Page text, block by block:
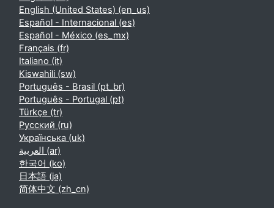
English (United States) ‎(en_us)‎
Español - Internacional ‎(es)‎
Español - México ‎(es_mx)‎
Français ‎(fr)‎
Italiano ‎(it)‎
Kiswahili ‎(sw)‎
Português - Brasil ‎(pt_br)‎
Português - Portugal ‎(pt)‎
Türkçe ‎(tr)‎
Русский ‎(ru)‎
Українська ‎(uk)‎
العربية ‎(ar)‎
한국어 ‎(ko)‎
日本語 ‎(ja)‎
简体中文 ‎(zh_cn)‎